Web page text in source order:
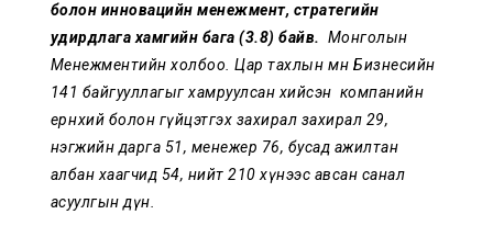
болон инновацийн менежмент, стратегийн
удирдлага хамгийн бага (3.8) байв. Монголын
Менежментийн холбоо. Цар тахлын өмнө Бизнесийн
141 байгууллагыг хамруулсан хийсэн компанийн
ерөнхий болон гүйцэтгэх захирал захирал 29,
нэгжийн дарга 51, менежер 76, бусад ажилтан
албан хаагчид 54, нийт 210 хүнээс авсан санал
асуулгын дүн.